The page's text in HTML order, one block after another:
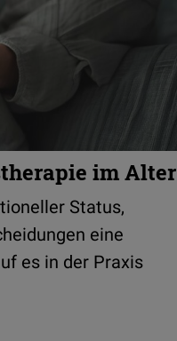
im Alter
Status,
eine
es in der Praxis